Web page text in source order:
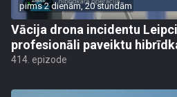
pirms 2 dienām, 20 stundām
Vācija drona incidentu
profesionāli paveiktu
414. epizode